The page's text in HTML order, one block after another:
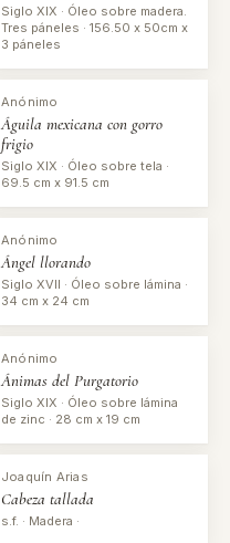
Siglo XIX · Óleo sobre madera.
Tres páneles · 156.50 x 50cm x
3 páneles
Anónimo
Águila mexicana con gorro
frigio
Siglo XIX · Óleo sobre tela ·
69.5 cm x 91.5 cm
Anónimo
Ángel llorando
Siglo XVII · Óleo sobre lámina ·
34 cm x 24 cm
Anónimo
Ánimas del Purgatorio
Siglo XIX · Óleo sobre lámina
de zinc · 28 cm x 19 cm
Joaquín Arias
Cabeza tallada
s.f. · Madera ·